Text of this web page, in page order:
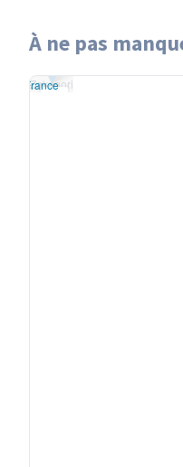
À ne pas
Zakagori
données ©
France
Zakagori